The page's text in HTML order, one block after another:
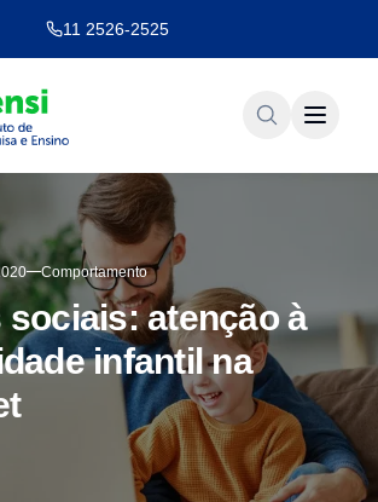
11 2526-2525
Comportamento
sociais: atenção à
infantil na